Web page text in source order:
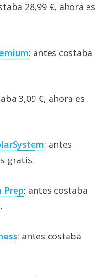
28,99 €, ahora es
: antes costaba
3,09 €, ahora es
: antes
gratis.
Prep: antes costaba
: antes costaba